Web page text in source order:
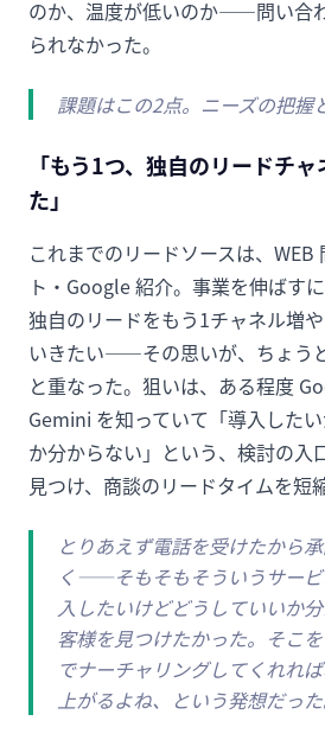
のか、温度が低いのか——問い合
られなかった。
課題はこの2点。ニーズの把握
「もう1つ、独自のリードチ
た」
これまでのリードソースは、WEB
ト・Google 紹介。事業を伸ばす
独自のリードをもう1チャネル増
いきたい——その思いが、ちょう
と重なった。狙いは、ある程度
Gemini を知っていて「導入した
か分からない」という、検討の入
見つけ、商談のリードタイムを短
とりあえず電話を受けたから
く——そもそもそういうサー
入したいけどどうしていいか
客様を見つけたかった。そこ
でナーチャリングしてくれれ
上がるよね、という発想だった